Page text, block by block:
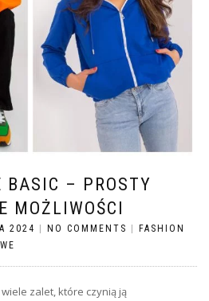
BASIC – PROSTY
MOŻLIWOŚCI
2024 | NO COMMENTS | FASHION
zalet, które czynią ją